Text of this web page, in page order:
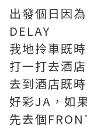
出發個日因
DELAY
我地拎車既
打一打去酒
去到酒店既
好彩JA，如
先去個